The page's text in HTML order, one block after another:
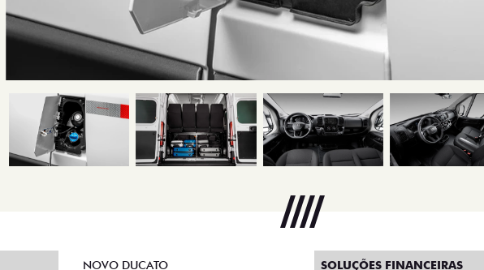
NOVO DUCATO SOLUÇÕES FINANCEIRAS